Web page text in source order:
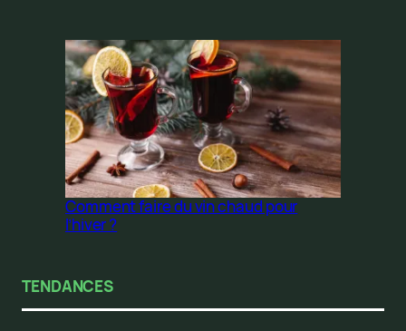
Comment faire du vin chaud pour
l’hiver ?
TENDANCES